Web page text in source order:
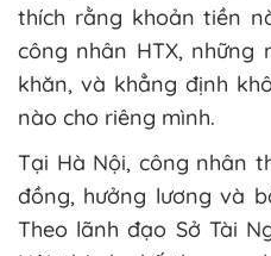
thích rằng khoản tiền
công nhân HTX, những
khăn, và khẳng định
nào cho riêng mình.
Tại Hà Nội, công nhân
đồng, hưởng lương và
Theo lãnh đạo Sở Tài